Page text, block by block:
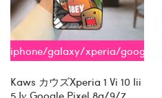
iphone/galaxy/xperia/google
Kaws カウズxperia 1 Vi 10 Iii